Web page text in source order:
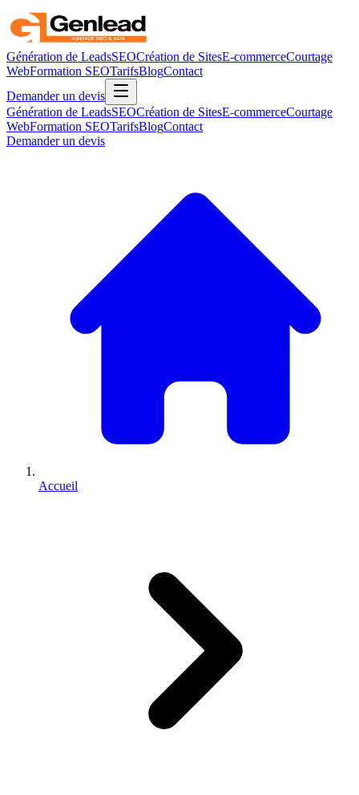
Génération de LeadsSEOCréation de SitesE-commerceCourtage
WebFormation SEOTarifsBlogContact
Demander un devis
Génération de LeadsSEOCréation de SitesE-commerceCourtage
WebFormation SEOTarifsBlogContact
Demander un devis
Accueil